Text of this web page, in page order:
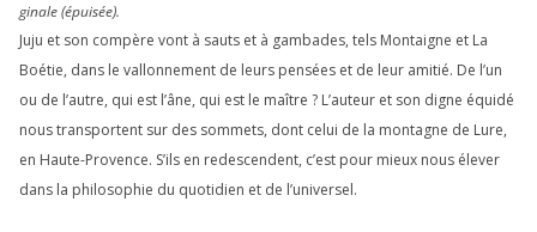
gi­nale (épui­sée).
Juju et son com­père vont à sauts et à gam­bades, tels Montaigne et La
Boétie, dans le val­lon­ne­ment de leurs pen­sées et de leur ami­tié. De l’un
ou de l’autre, qui est l’âne, qui est le maître ? L’auteur et son digne équi­dé
nous trans­portent sur des som­mets, dont celui de la mon­tagne de Lure,
en Haute-Provence. S’ils en redes­cendent, c’est pour mieux nous éle­ver
dans la phi­lo­so­phie du quo­ti­dien et de l’universel.